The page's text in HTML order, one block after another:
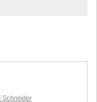
Schneider